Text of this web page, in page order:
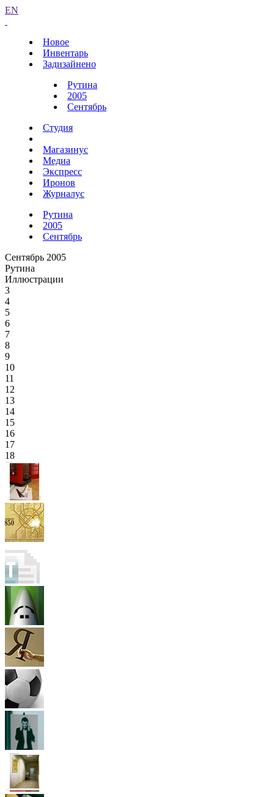
EN
Новое
Инвентарь
Задизайнено
Рутина
2005
Сентябрь
Студия
Магазинус
Медиа
Экспресс
Иронов
Журналус
Рутина
2005
Сентябрь
Сентябрь 2005
Рутина
Иллюстрации
3
4
5
6
7
8
9
10
11
12
13
14
15
16
17
18